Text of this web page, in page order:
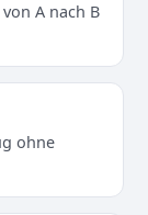
A nach B
ohne